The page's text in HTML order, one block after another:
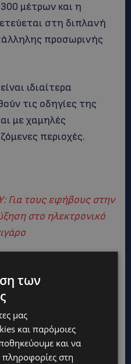
μέτρων και η
στη διπλανή
προσωρινής
ιδιαίτερα
τις οδηγίες της
με χαμηλές
περιοχές.
Για τους εφήβους στην
στο ηλεκτρονικό
των
μας
και παρόμοιες
και να
στη